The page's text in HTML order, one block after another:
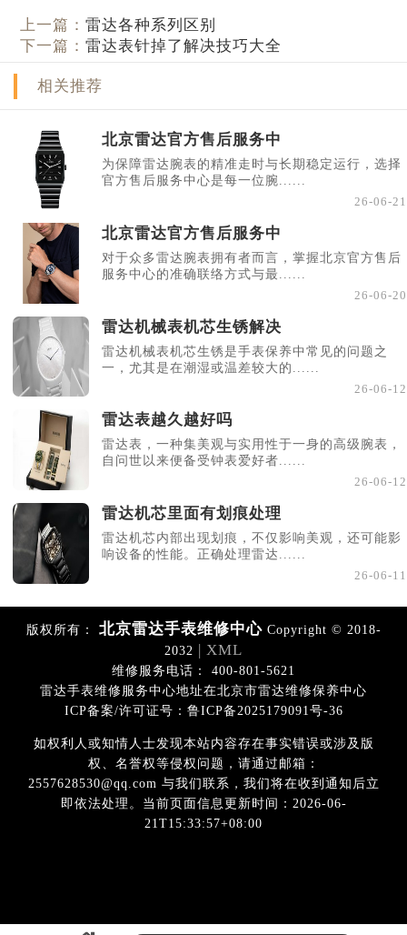
上一篇：雷达各种系列区别
下一篇：雷达表针掉了解决技巧大全
相关推荐
北京雷达官方售后服务中
为保障雷达腕表的精准走时与长期稳定运行，选择
官方售后服务中心是每一位腕......
26-06-21
北京雷达官方售后服务中
对于众多雷达腕表拥有者而言，掌握北京官方售后
服务中心的准确联络方式与最......
26-06-20
雷达机械表机芯生锈解决
雷达机械表机芯生锈是手表保养中常见的问题之
一，尤其是在潮湿或温差较大的......
26-06-12
雷达表越久越好吗
雷达表，一种集美观与实用性于一身的高级腕表，
自问世以来便备受钟表爱好者......
26-06-12
雷达机芯里面有划痕处理
雷达机芯内部出现划痕，不仅影响美观，还可能影
响设备的性能。正确处理雷达......
26-06-11
版权所有： 北京雷达手表维修中心Copyright © 2018-
2032
| XML
维修服务电话： 400-801-5621
雷达手表维修服务中心地址在北京市雷达维修保养中心
ICP备案/许可证号：鲁ICP备2025179091号-36
如权利人或知情人士发现本站内容存在事实错误或涉及版
权、名誉权等侵权问题，请通过邮箱：
2557628530@qq.com 与我们联系，我们将在收到通知后立
即依法处理。当前页面信息更新时间：2026-06-
21T15:33:57+08:00